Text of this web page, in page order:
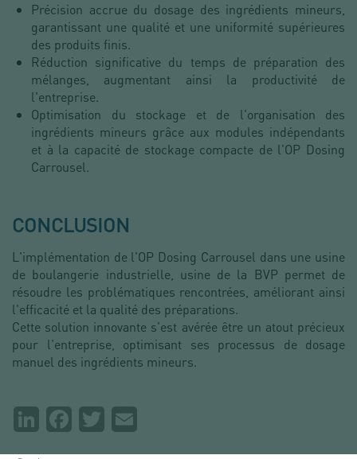
Précision accrue du dosage des ingrédients mineurs,
garantissant une qualité et une uniformité supérieures
des produits finis.
Réduction significative du temps de préparation des
mélanges, augmentant ainsi la productivité de
l'entreprise.
Optimisation du stockage et de l'organisation des
ingrédients mineurs grâce aux modules indépendants
et à la capacité de stockage compacte de l'OP Dosing
Carrousel.
CONCLUSION
L'implémentation de l'OP Dosing Carrousel dans une usine
de boulangerie industrielle, usine de la BVP permet de
résoudre les problématiques rencontrées, améliorant ainsi
l'efficacité et la qualité des préparations.
Cette solution innovante s'est avérée être un atout précieux
pour l'entreprise, optimisant ses processus de dosage
manuel des ingrédients mineurs.
PartagerLinkedInFacebookTwitter